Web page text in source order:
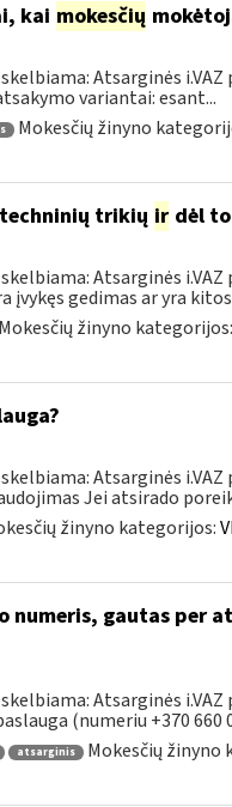
kai mokesčių
Atsarginės i.VAZ
variantai: esant...
Mokesčių žinyno
trikių irdėl to
Atsarginės
gedimas ar yra
Mokesčių žinyno kategorijos:
Atsarginės
Jei atsirado
žinyno kategorijos:
gautas per
Atsarginės
(numeriu +370 660
atsarginis Mokesčių žinyno